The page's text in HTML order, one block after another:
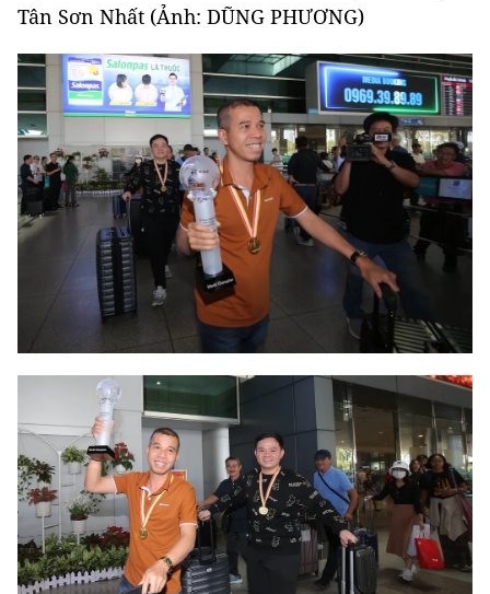
Tân Sơn Nhất (Ảnh: DŨNG PHƯƠNG)